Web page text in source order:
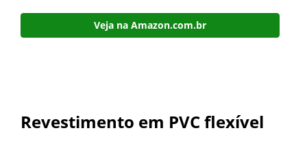
Veja na Amazon.com.br
Revestimento em PVC flexível